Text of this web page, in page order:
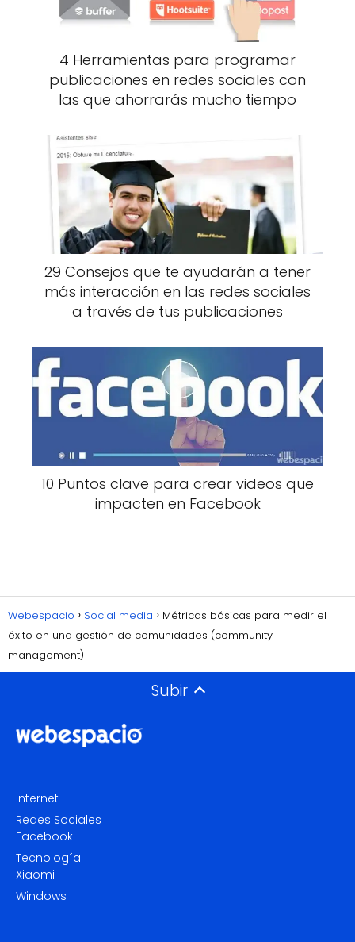
4 Herramientas para programar
publicaciones en redes sociales con
las que ahorrarás mucho tiempo
29 Consejos que te ayudarán a tener
más interacción en las redes sociales
a través de tus publicaciones
10 Puntos clave para crear videos que
impacten en Facebook
Webespacio Social media
Métricas básicas para medir el
éxito en una gestión de comunidades (community
management)
Subir
Internet
Redes Sociales
Facebook
Tecnología
Xiaomi
Windows